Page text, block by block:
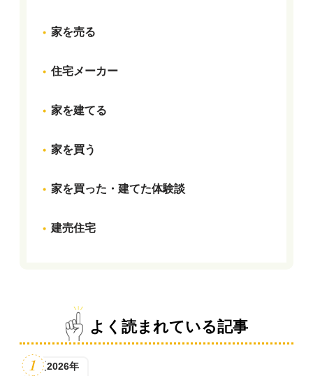
家を売る
住宅メーカー
家を建てる
家を買う
家を買った・建てた体験談
建売住宅
よく読まれている記事